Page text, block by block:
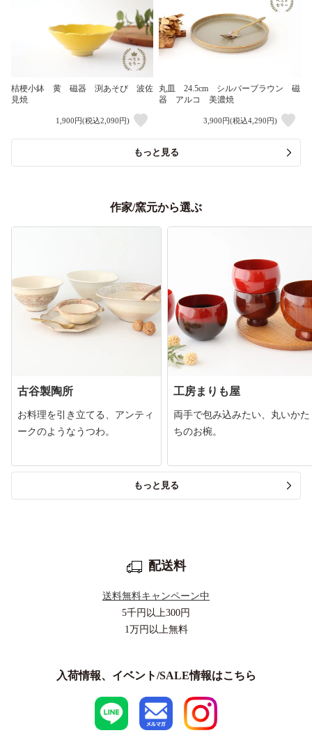
桔梗小鉢 黄 磁器 渕あそび 波佐
見焼
1,900円(税込2,090円)
丸皿 24.5cm シルバーブラウン 磁
器 アルコ 美濃焼
3,900円(税込4,290円)
もっと見る
作家/窯元から選ぶ
古谷製陶所
お料理を引き立てる、アンティ
ークのようなうつわ。
工房まりも屋
両手で包み込みたい、丸いかた
ちのお椀。
もっと見る
配送料
送料無料キャンペーン中
5千円以上300円
1万円以上無料
入荷情報、イベント/SALE情報はこちら